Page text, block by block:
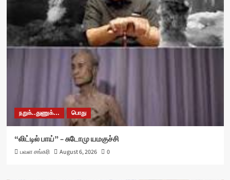
நறுக்..துணுக்... பொது
“லிட்டில் பாய்” – சுடோமு யமகுச்சி
பவள சங்கரி August 6, 2026 0